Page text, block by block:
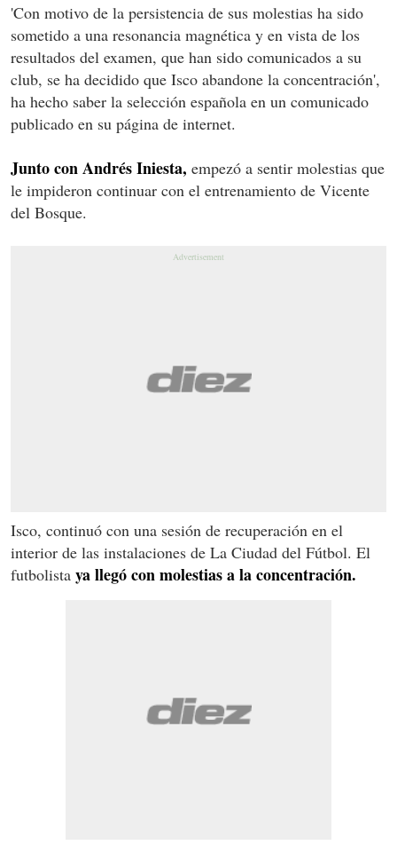
'Con motivo de la persistencia de sus molestias ha sido
sometido a una resonancia magnética y en vista de los
resultados del examen, que han sido comunicados a su
club, se ha decidido que Isco abandone la concentración',
ha hecho saber la selección española en un comunicado
publicado en su página de internet.
Junto con Andrés Iniesta, empezó a sentir molestias que
le impideron continuar con el entrenamiento de Vicente
del Bosque.
Isco, continuó con una sesión de recuperación en el
interior de las instalaciones de La Ciudad del Fútbol. El
futbolista ya llegó con molestias a la concentración.